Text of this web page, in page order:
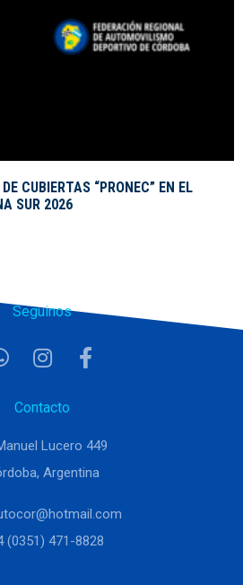
CUBIERTAS “PRONEC” EN EL
SUR 2026
Seguinos
Contacto
Lucero 449
Argentina
(0351) 471-8828